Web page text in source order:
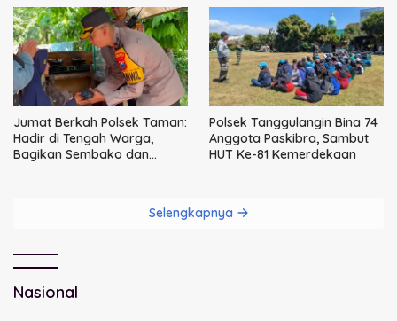
Jumat Berkah Polsek Taman:
Hadir di Tengah Warga,
Bagikan Sembako dan
Polsek Tanggulangin Bina 74
Anggota Paskibra, Sambut
HUT Ke-81 Kemerdekaan
Selengkapnya
Nasional